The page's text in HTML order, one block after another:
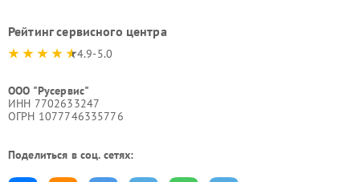
Рейтинг сервисного центра
4.9-5.0
ООО "Русервис"
ИНН 7702633247
ОГРН 1077746335776
Поделиться в соц. сетях: